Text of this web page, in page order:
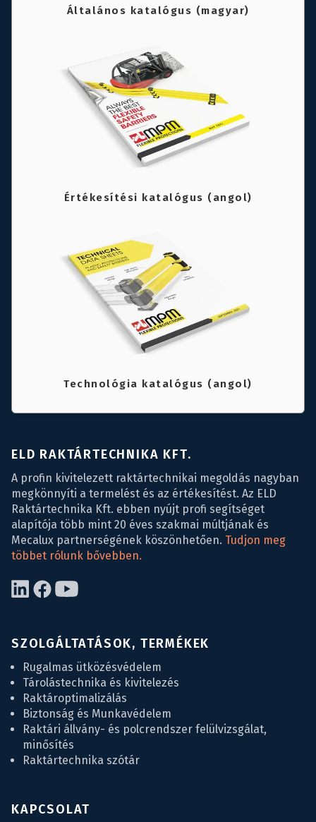
Általános katalógus (magyar)
Értékesítési katalógus (angol)
Technológia katalógus (angol)
ELD RAKTÁRTECHNIKA KFT.
A profin kivitelezett raktártechnikai megoldás nagyban
megkönnyíti a termelést és az értékesítést. Az ELD
Raktártechnika Kft. ebben nyújt profi segítséget
alapítója több mint 20 éves szakmai múltjának és
Mecalux partnerségének köszönhetően. Tudjon meg
többet rólunk bővebben.
SZOLGÁLTATÁSOK, TERMÉKEK
Rugalmas ütközésvédelem
Tárolástechnika és kivitelezés
Raktároptimalizálás
Biztonság és Munkavédelem
Raktári állvány- és polcrendszer felülvizsgálat,
minősítés
Raktártechnika szótár
KAPCSOLAT